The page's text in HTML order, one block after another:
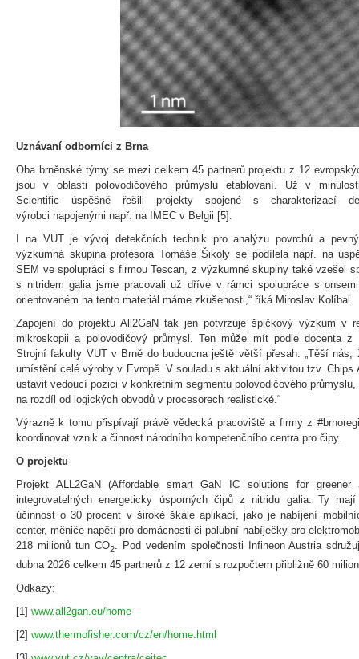
Uznávaní odborníci z Brna
Oba brněnské týmy se mezi celkem 45 partnerů projektu z 12
jsou v oblasti polovodičového průmyslu etablovaní. Už v
Scientific úspěšně řešili projekty spojené s charakterizací
výrobci napojenými např. na IMEC v Belgii [5].
I na VUT je vývoj detekčních technik pro analýzu povrchů a
výzkumná skupina profesora Tomáše Šikoly se podílela např. na
SEM ve spolupráci s firmou Tescan, z výzkumné skupiny také vzešel
s nitridem galia jsme pracovali už dříve v rámci spolupráce s
orientovaném na tento materiál máme zkušenosti,“ říká Miroslav Kolíbal.
Zapojení do projektu All2GaN tak jen potvrzuje špičkový výzkum v
mikroskopii a polovodičový průmysl. Ten může mít podle docenta z
Strojní fakulty VUT v Brně do budoucna ještě větší přesah: „Těší nás,
umístění celé výroby v Evropě. V souladu s aktuální aktivitou tzv. Chips
ustavit vedoucí pozici v konkrétním segmentu polovodičového
na rozdíl od logických obvodů v procesorech realistické.“
Výrazně k tomu přispívají právě vědecká pracoviště a firmy z
koordinovat vznik a činnost národního kompetenčního centra pro čipy.
O projektu
Projekt ALL2GaN (Affordable smart GaN IC solutions for
integrovatelných energeticky úsporných čipů z nitridu galia. Ty
účinnost o 30 procent v široké škále aplikací, jako je nabíjení
center, měniče napětí pro domácnosti či palubní nabíječky pro
218 milionů tun CO2. Pod vedením společnosti Infineon Austria
dubna 2026 celkem 45 partnerů z 12 zemí s rozpočtem přibližně 60
Odkazy:
[1] www.all2gan.eu/home
[2] www.thermofisher.com/cz/en/home.html